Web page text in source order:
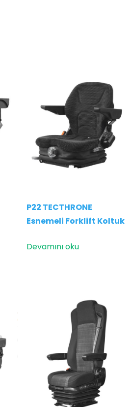
P22 TECTHRONE
Esnemeli Forklift Koltuk
Devamını oku